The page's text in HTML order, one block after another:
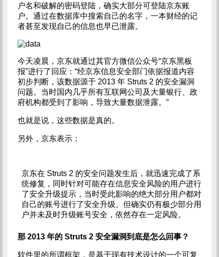
户名和破解的密码登陆，确实大部分可登陆京东账
户。通过在数据库中搜索自己的名字，一本财经的记
者甚至发现自己的信息也早已泄露。
今天凌晨，京东就通过其官方微信公众号“京东黑板
报”进行了回应：“经京东信息安全部门依据报道内容
初步判断，该数据源于 2013 年 Struts 2 的安全漏洞
问题。当时国内几乎所有互联网公司及大量银行、政
府机构都受到了影响，导致大量数据泄露。”
也就是说，这些数据是真的。
另外，京东表示：
京东在 Struts 2 的安全问题发生后，就迅速完成了系
统修复，同时针对可能存在信息安全风险的用户进行
了安全升级提示，当时受此影响的绝大部分用户都对
自己的账号进行了安全升级。但确实仍有极少部分用
户并未及时升级账号安全，依然存在一定风险。
那 2013 年的 Struts 2 安全漏洞到底是怎么回事？
软件里的所谓框架，是基于现有技术设计的一个可复